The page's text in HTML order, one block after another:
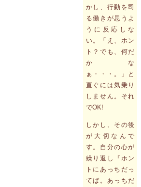
かし、行動を司
る働きが思うよ
うに反応しな
い。「え、ホン
ト？でも、何だ
かな
ぁ・・・。」と
直ぐには気乗り
しません。それ
でOK!
しかし、その後
が大切なんで
す。自分の心が
繰り返し『ホン
トにあっちだっ
てば。あっちだ